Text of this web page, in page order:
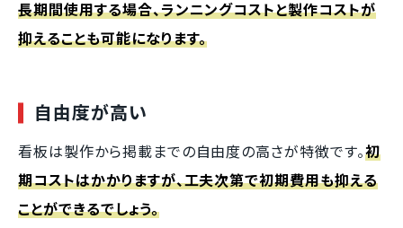
長期間使用する場合、ランニングコストと製作コストが
抑えることも可能になります。
自由度が高い
看板は製作から掲載までの自由度の高さが特徴です。初
期コストはかかりますが、工夫次第で初期費用も抑える
ことができるでしょう。